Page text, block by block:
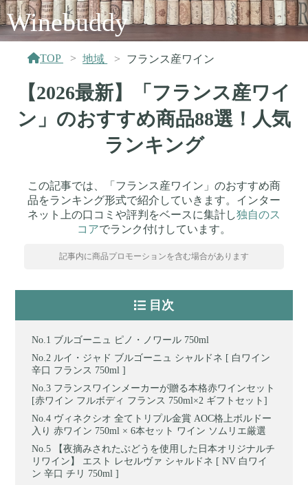
Winebuddy
TOP 地域 フランス産ワイン
【2026最新】「フランス産ワイ
ン」のおすすめ商品88選！人気
ランキング
この記事では、「フランス産ワイン」のおすすめ商
品をランキング形式で紹介していきます。インター
ネット上の口コミや評判をベースに集計し独自のス
コアでランク付けしています。
記事内に商品プロモーションを含む場合があります
目次
ブルゴーニュ ピノ・ノワール 750ml
ルイ・ジャド ブルゴーニュ シャルドネ [ 白ワイン
辛口 フランス 750ml ]
フランスワインメーカーが贈る本格赤ワインセット
[赤ワイン フルボディ フランス 750ml×2 ギフトセット]
ヴィネクシオ 全てトリプル金賞 AOC格上ボルドー
入り 赤ワイン 750ml × 6本セット ワイン ソムリエ厳選
【夜摘みされたぶどうを使用した日本オリジナルチ
リワイン】 エスト レセルヴァ シャルドネ [ NV 白ワイ
ン 辛口 チリ 750ml ]